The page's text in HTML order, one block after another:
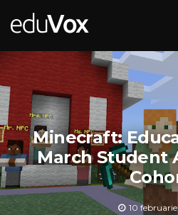
Minecraft:
March Student
10